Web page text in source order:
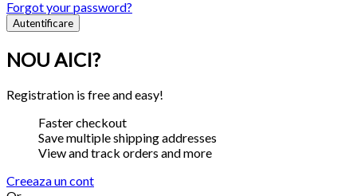
Forgot your password?
NOU AICI?
Registration is free and easy!
Faster checkout
Save multiple shipping addresses
View and track orders and more
Creeaza un cont